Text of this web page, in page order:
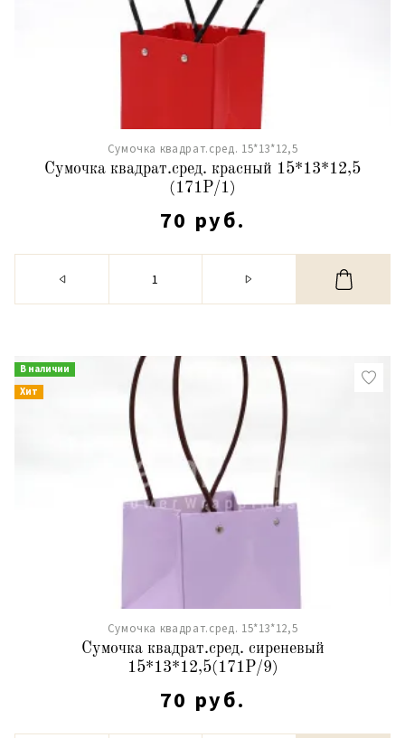
Сумочка квадрат.сред. 15*13*12,5
Сумочка квадрат.сред. красный 15*13*12,5
(171Р/1)
70 руб.
В наличии
Хит
Сумочка квадрат.сред. 15*13*12,5
Сумочка квадрат.сред. сиреневый
15*13*12,5(171Р/9)
70 руб.